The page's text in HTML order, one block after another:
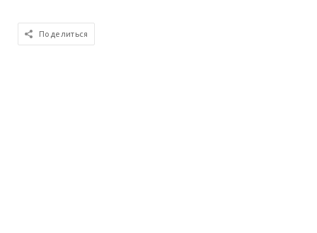
Поделиться